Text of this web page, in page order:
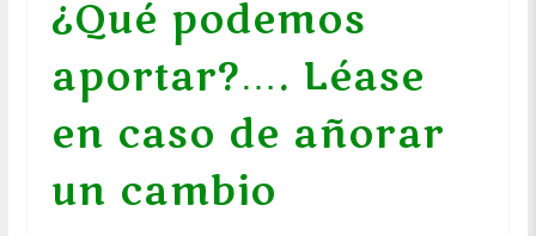
¿Qué podemos
aportar?…. Léase
en caso de añorar
un cambio